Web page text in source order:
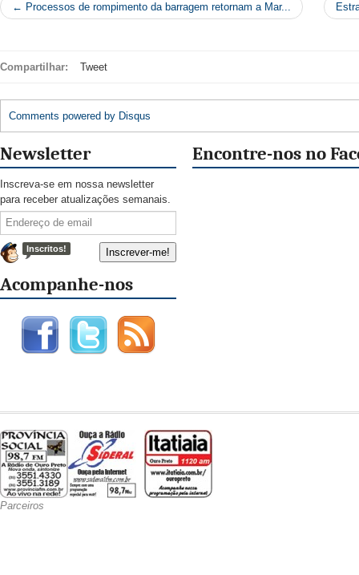
← Processos de rompimento da barragem retornam a Mar...
Compartilhar: Tweet
Comments powered by Disqus
Newsletter
Inscreva-se em nossa newsletter
para receber atualizações semanais.
Inscritos!
Acompanhe-nos
Encontre-nos no
Parceiros